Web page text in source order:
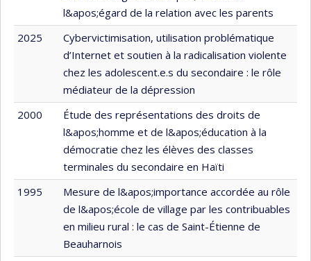
l&apos;égard de la relation avec les parents
2025
Cybervictimisation, utilisation problématique
d’Internet et soutien à la radicalisation violente
chez les adolescent.e.s du secondaire : le rôle
médiateur de la dépression
2000
Étude des représentations des droits de
l&apos;homme et de l&apos;éducation à la
démocratie chez les élèves des classes
terminales du secondaire en Haïti
1995
Mesure de l&apos;importance accordée au rôle
de l&apos;école de village par les contribuables
en milieu rural : le cas de Saint-Étienne de
Beauharnois